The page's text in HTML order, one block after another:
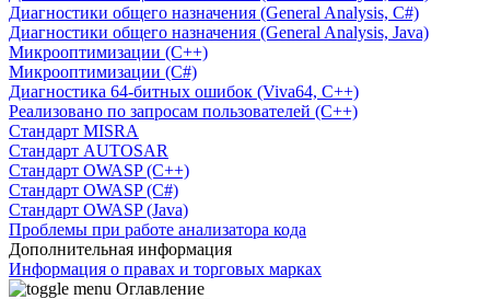
Диагностики общего назначения (General Analysis, C#)
Диагностики общего назначения (General Analysis, Java)
Микрооптимизации (C++)
Микрооптимизации (C#)
Диагностика 64-битных ошибок (Viva64, C++)
Реализовано по запросам пользователей (C++)
Cтандарт MISRA
Стандарт AUTOSAR
Стандарт OWASP (C++)
Стандарт OWASP (C#)
Стандарт OWASP (Java)
Проблемы при работе анализатора кода
Дополнительная информация
Информация о правах и торговых марках
Оглавление